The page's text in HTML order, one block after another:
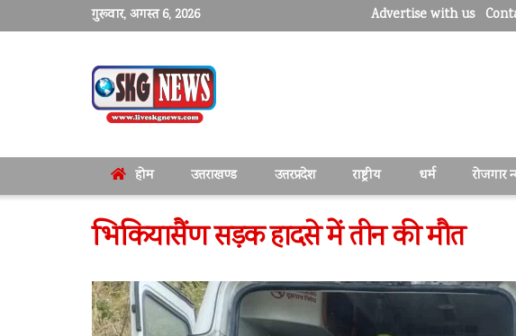
गुरूवार, अगस्त 6, 2026 Advertise with us
होम उत्तराखण्ड उत्तरप्रदेश राष्ट्रीय धर्म रोजगार
भिकियासैंण सड़क हादसे में तीन की मौत